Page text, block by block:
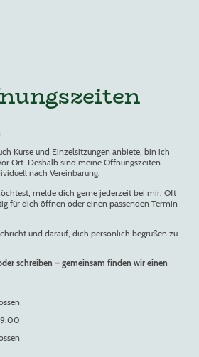
Kurse und Einzelsitzungen anbiete, bin ich
Ort. Deshalb sind meine Öffnungszeiten
nach Vereinbarung.
melde dich gerne jederzeit bei mir. Oft
für dich öffnen oder einen passenden Termin
und darauf, dich persönlich begrüßen zu
schreiben – gemeinsam finden wir einen